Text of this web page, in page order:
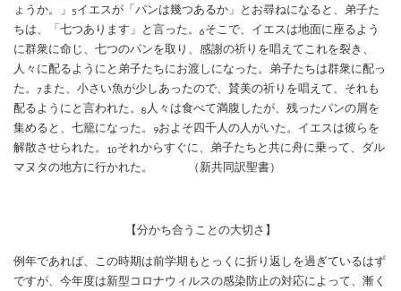
ょうか。」
5イエスが「パンは幾つあるか」とお尋ねになると、弟子た
ちは、「七つあります」と言った。
6そこで、イエスは地面に座るよう
に群衆に命じ、七つのパンを取り、感謝の祈りを唱えてこれを裂き、
人々に配るようにと弟子たちにお渡しになった。弟子たちは群衆に配っ
た。
7 また、小さい魚が少しあったので、賛美の祈りを唱えて、それも
配るようにと言われた。
8 人々は食べて満腹したが、残ったパンの屑を
集めると、七籠になった。
9およそ四千人の人がいた。イエスは彼らを
解散させられた。
10それからすぐに、弟子たちと共に舟に乗って、ダル
マヌタの地方に行かれた。 （新共同訳聖書）
【分かち合うことの大切さ】
例年であれば、この時期は前学期もとっくに折り返しを過ぎているはず
ですが、今年度は新型コロナウィルスの感染防止の対応によって、漸く